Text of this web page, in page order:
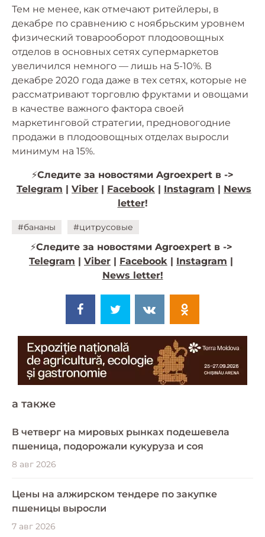
Тем не менее, как отмечают ритейлеры, в
декабре по сравнению с ноябрьским уровнем
физический товарооборот плодоовощных
отделов в основных сетях супермаркетов
увеличился немного — лишь на 5-10%. В
декабре 2020 года даже в тех сетях, которые не
рассматривают торговлю фруктами и овощами
в качестве важного фактора своей
маркетинговой стратегии, предновогодние
продажи в плодоовощных отделах выросли
минимум на 15%.
⚡️Следите за новостями Agroexpert в ->
Telegram
Viber Facebook Instagram
News
letter!
#бананы #цитрусовые
⚡️Следите за новостями Agroexpert в ->
Telegram
Viber Facebook Instagram
News letter!
a также
В четверг на мировых рынках подешевела
пшеница, подорожали кукуруза и соя
8 авг 2026
Цены на алжирском тендере по закупке
пшеницы выросли
7 авг 2026